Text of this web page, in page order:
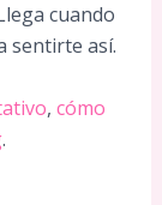
cuando
sentirte así.
, cómo
.